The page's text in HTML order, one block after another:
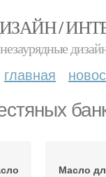
/
незаурядные
главная
Масло